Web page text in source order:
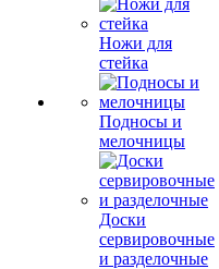
Ножи для
стейка
Подносы и
мелочницы
Доски
сервировочные
и разделочные